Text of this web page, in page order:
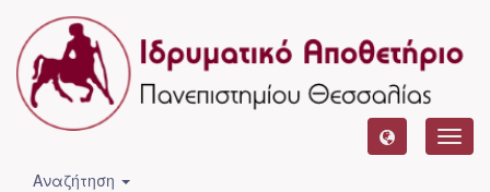
Αναζήτηση